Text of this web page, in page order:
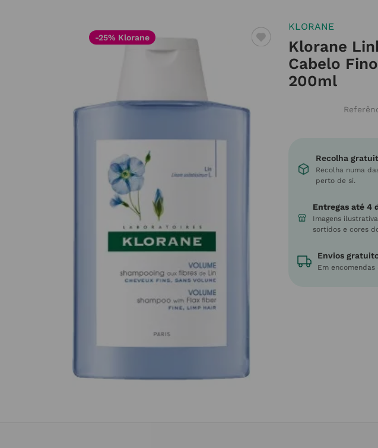
-25% Klorane
KLORANE
Klorane
Cabelo
200ml
Recolha
Recolha numa
perto de si.
Entregas até 4
Imagens
sortidos e cores
Envios
Em